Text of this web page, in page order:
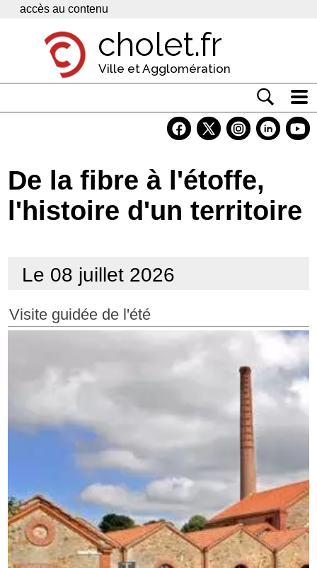
Panneau de gestion des cookies
accès au contenu
cholet.fr
Ville et Agglomération
Economie
Services
De la fibre à l'étoffe,
l'histoire d'un territoire
Le 08 juillet 2026
Visite guidée de l'été